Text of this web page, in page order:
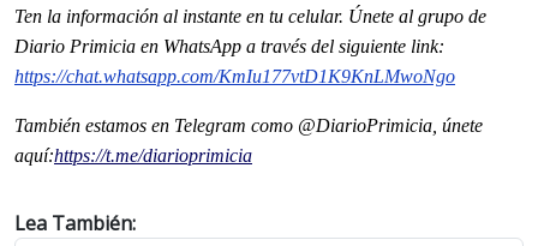
Ten la información al instante en tu celular. Únete al grupo de
Diario Primicia en WhatsApp a través del siguiente link:
https://chat.whatsapp.com/KmIu177vtD1K9KnLMwoNgo
También estamos en Telegram como @DiarioPrimicia, únete
aquí:https://t.me/diarioprimicia
Lea También: